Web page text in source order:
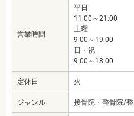
営業時間
平日
11:00～21:00
土曜
9:00～19:00
日・祝
9:00～18:00
定休日 火
ジャンル 接骨院・整骨院/